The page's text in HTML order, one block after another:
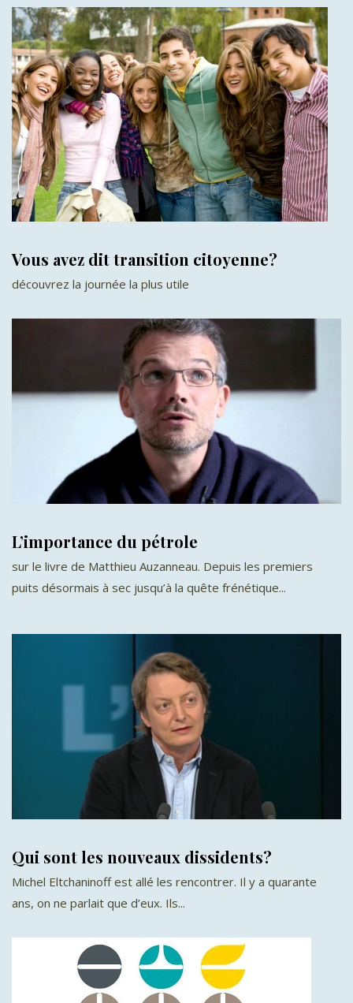
Vous avez dit transition citoyenne?
découvrez la journée la plus utile
L’importance du pétrole
sur le livre de Matthieu Auzanneau. Depuis les premiers
puits désormais à sec jusqu’à la quête frénétique...
Qui sont les nouveaux dissidents?
Michel Eltchaninoff est allé les rencontrer. Il y a quarante
ans, on ne parlait que d’eux. Ils...